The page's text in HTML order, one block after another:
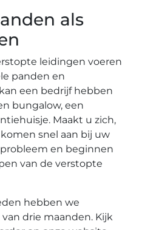
als
leidingen voeren
panden en
een bedrijf hebben
bungalow, een
Maakt u zich,
snel aan bij uw
en beginnen
van de verstopte
hebben we
drie maanden. Kijk